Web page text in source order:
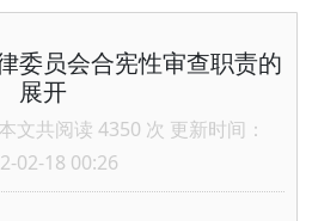
委员会合宪性审查职责的
展开
文共阅读 4350 次 更新时间：
02-18 00:26